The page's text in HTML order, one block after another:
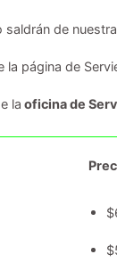
de
página de
la oficina de